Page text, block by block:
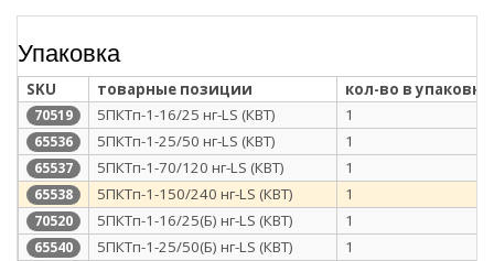
Упаковка
SKU товарные позиции кол-во в упаковке
70519 5ПКТп-1-16/25 нг-LS (КВТ) 1
65536 5ПКТп-1-25/50 нг-LS (КВТ) 1
65537 5ПКТп-1-70/120 нг-LS (КВТ) 1
65538 5ПКТп-1-150/240 нг-LS (КВТ) 1
70520 5ПКТп-1-16/25(Б) нг-LS (КВТ) 1
65540 5ПКТп-1-25/50(Б) нг-LS (КВТ) 1